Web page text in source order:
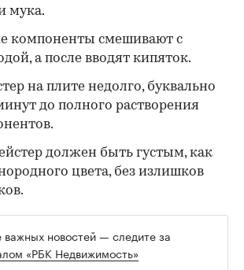
мука.
компоненты смешивают с
а после вводят кипяток.
на плите недолго, буквально
до полного растворения
должен быть густым, как
цвета, без излишков
важных новостей — следите за
«РБК Недвижимость»